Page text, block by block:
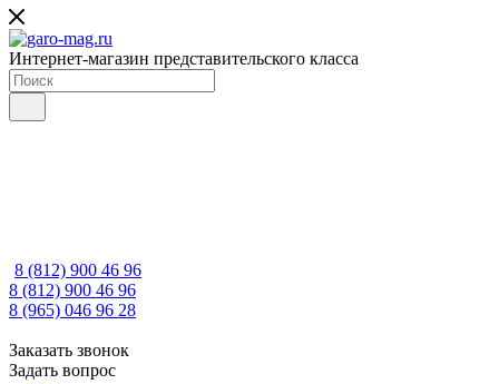
Интернет-магазин представительского класса
8 (812) 900 46 96
8 (812) 900 46 96
8 (965) 046 96 28
Заказать звонок
Задать вопрос